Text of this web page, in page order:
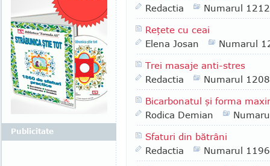
Redactia
Numarul 1212
Reţete cu ceai
Elena Josan
Numarul
Trei masaje anti-stres
Redactia
Numarul 1208
Bicarbonatul şi forma
Rodica Demian
Sfaturi din bătrâni
Redactia
Numarul 1196
Publicitate